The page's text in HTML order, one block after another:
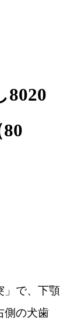
8020
」で、下顎
側の犬歯